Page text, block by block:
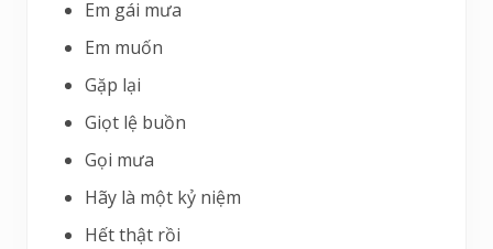
Em gái mưa
Em muốn
Gặp lại
Giọt lệ buồn
Gọi mưa
Hãy là một kỷ niệm
Hết thật rồi